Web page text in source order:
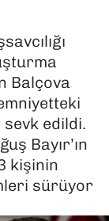
Balçova
edildi.
Bayır’ın
kişinin
sürüyor